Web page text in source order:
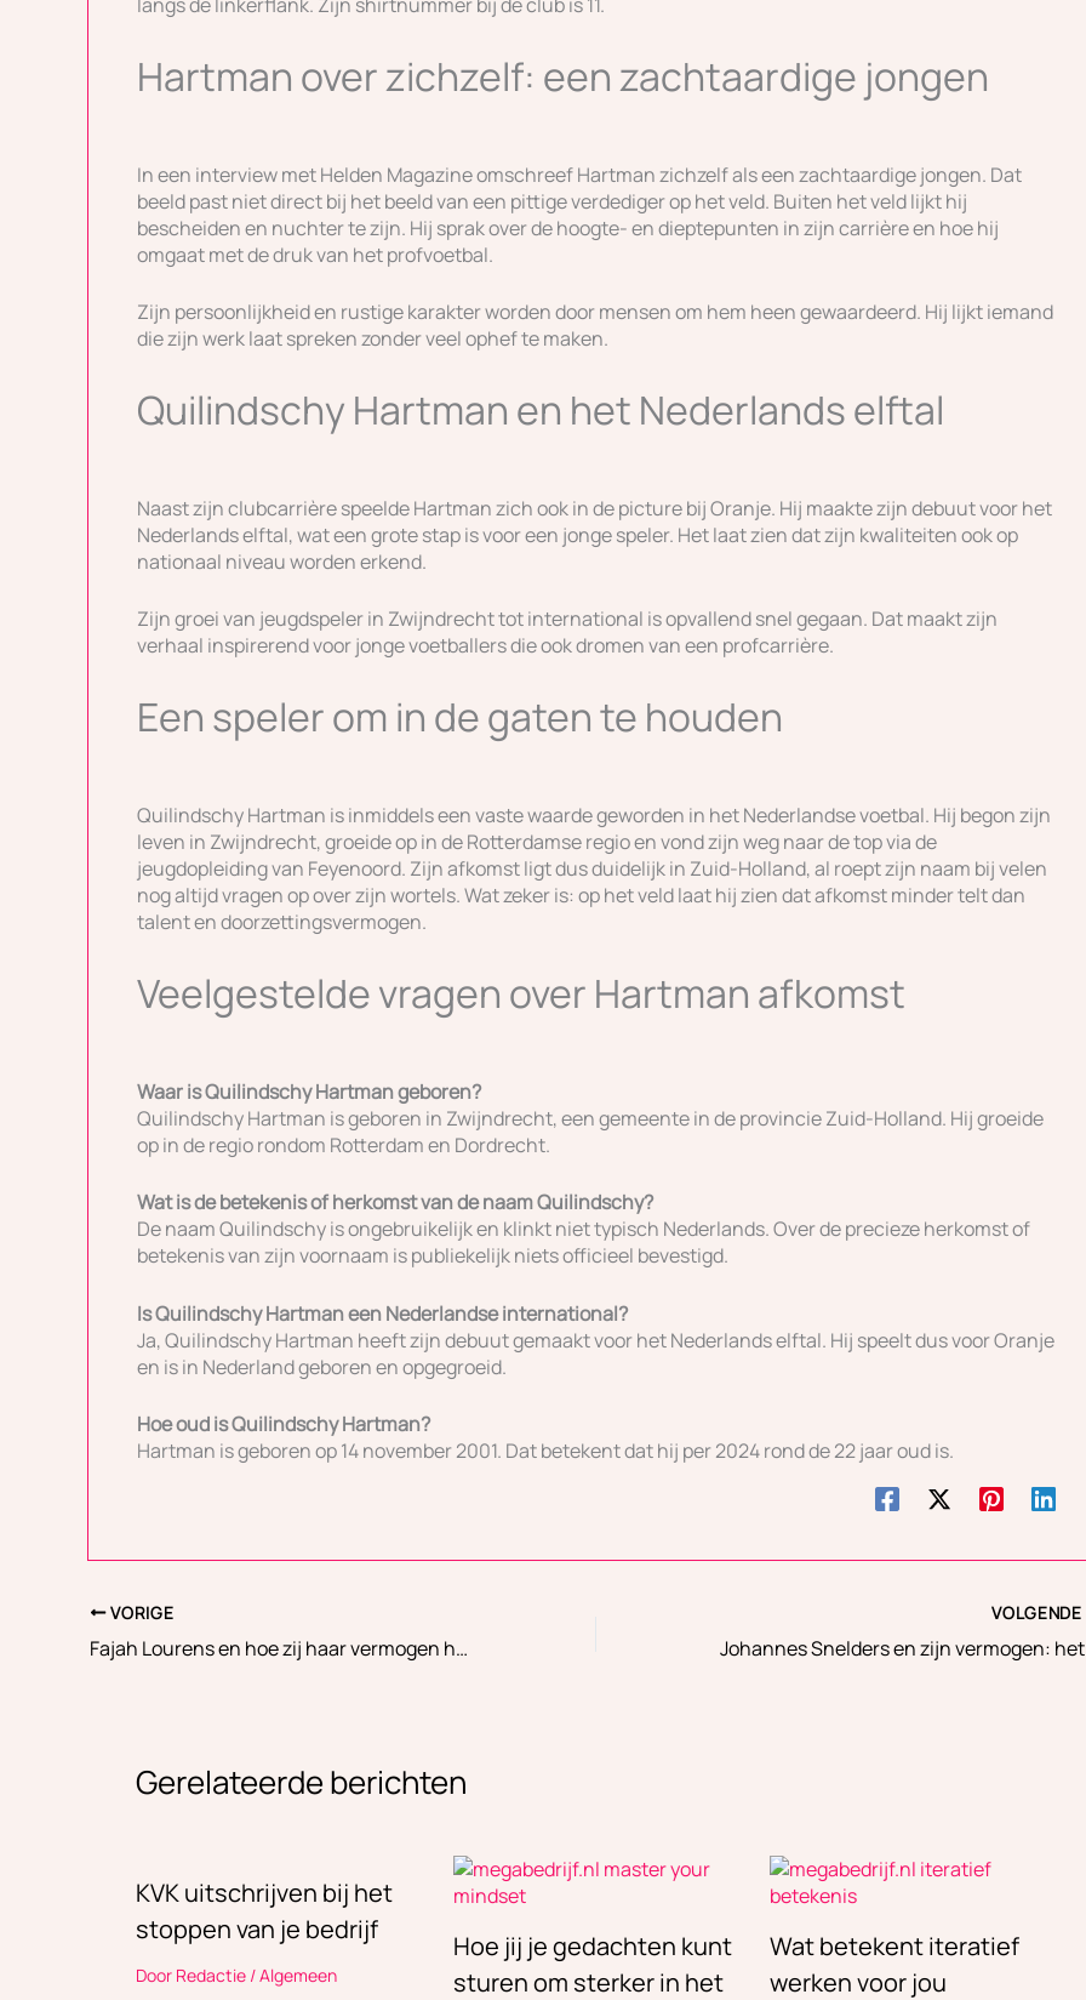
Hartman over zichzelf: een zachtaardige jongen
In een interview met Helden Magazine omschreef Hartman zichzelf als een zachtaardige jongen. Dat
beeld past niet direct bij het beeld van een pittige verdediger op het veld. Buiten het veld lijkt hij
bescheiden en nuchter te zijn. Hij sprak over de hoogte- en dieptepunten in zijn carrière en hoe hij
omgaat met de druk van het profvoetbal.
Zijn persoonlijkheid en rustige karakter worden door mensen om hem heen gewaardeerd. Hij lijkt iemand
die zijn werk laat spreken zonder veel ophef te maken.
Quilindschy Hartman en het Nederlands elftal
Naast zijn clubcarrière speelde Hartman zich ook in de picture bij Oranje. Hij maakte zijn debuut voor het
Nederlands elftal, wat een grote stap is voor een jonge speler. Het laat zien dat zijn kwaliteiten ook op
nationaal niveau worden erkend.
Zijn groei van jeugdspeler in Zwijndrecht tot international is opvallend snel gegaan. Dat maakt zijn
verhaal inspirerend voor jonge voetballers die ook dromen van een profcarrière.
Een speler om in de gaten te houden
Quilindschy Hartman is inmiddels een vaste waarde geworden in het Nederlandse voetbal. Hij begon zijn
leven in Zwijndrecht, groeide op in de Rotterdamse regio en vond zijn weg naar de top via de
jeugdopleiding van Feyenoord. Zijn afkomst ligt dus duidelijk in Zuid-Holland, al roept zijn naam bij velen
nog altijd vragen op over zijn wortels. Wat zeker is: op het veld laat hij zien dat afkomst minder telt dan
talent en doorzettingsvermogen.
Veelgestelde vragen over Hartman afkomst
Waar is Quilindschy Hartman geboren?
Quilindschy Hartman is geboren in Zwijndrecht, een gemeente in de provincie Zuid-Holland. Hij groeide
op in de regio rondom Rotterdam en Dordrecht.
Wat is de betekenis of herkomst van de naam Quilindschy?
De naam Quilindschy is ongebruikelijk en klinkt niet typisch Nederlands. Over de precieze herkomst of
betekenis van zijn voornaam is publiekelijk niets officieel bevestigd.
Is Quilindschy Hartman een Nederlandse international?
Ja, Quilindschy Hartman heeft zijn debuut gemaakt voor het Nederlands elftal. Hij speelt dus voor Oranje
en is in Nederland geboren en opgegroeid.
Hoe oud is Quilindschy Hartman?
Hartman is geboren op 14 november 2001. Dat betekent dat hij per 2024 rond de 22 jaar oud is.
VORIGE
Fajah Lourens en hoe zij haar vermogen heeft opgebouwd
VOLGENDE
Gerelateerde berichten
KVK uitschrijven bij het
stoppen van je bedrijf
Door Redactie /Algemeen
Hoe jij je gedachten kunt
sturen om sterker in het
Wat betekent iteratief
werken voor jou